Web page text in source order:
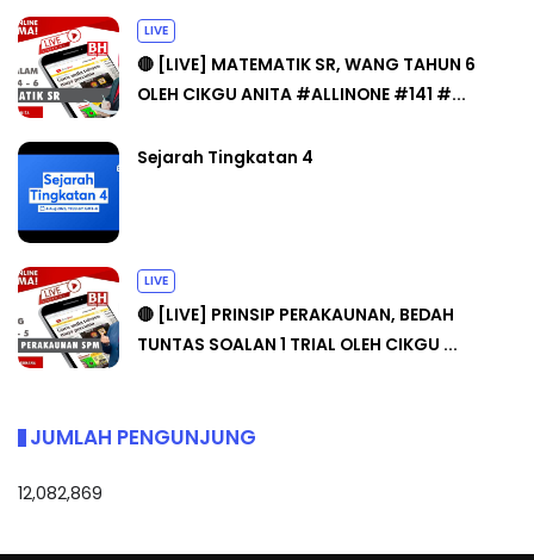
LIVE
🔴 [LIVE] MATEMATIK SR, WANG TAHUN 6
OLEH CIKGU ANITA #ALLINONE #141 #...
Sejarah Tingkatan 4
LIVE
🔴 [LIVE] PRINSIP PERAKAUNAN, BEDAH
TUNTAS SOALAN 1 TRIAL OLEH CIKGU ...
JUMLAH PENGUNJUNG
12,082,869